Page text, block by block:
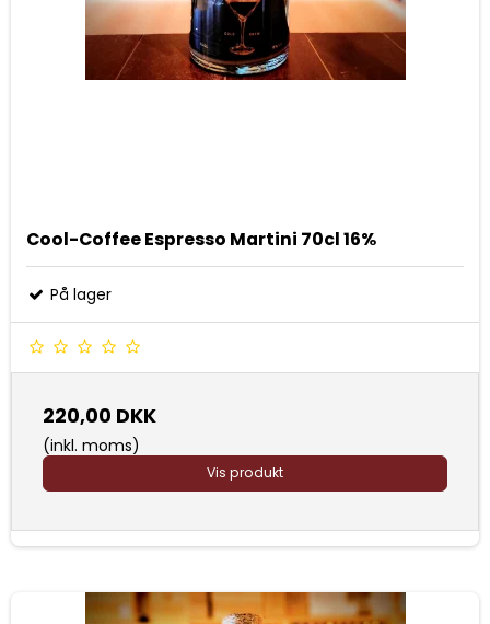
Cool-Coffee Espresso Martini 70cl 16%
På lager
220,00 DKK
(inkl. moms)
Vis produkt